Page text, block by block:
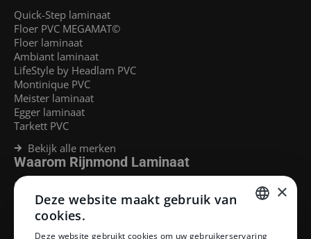
Quick-Step laminaat
Floer PVC MEGAMAT©
Floer laminaat
Ambiant laminaat
LifeStyle by Headlam PVC
Montinique PVC
Meister laminaat
Egger laminaat
Tarkett PVC
Bekijk alle merken
Waarom Rijnmond Laminaat
Legservice
Laminaat Capelle aan den Ijssel
Laminaat voor vloerverwarming
×
Deze website maakt gebruik van
cookies.
Deze website gebruikt cookies om uw gebruikerservaring